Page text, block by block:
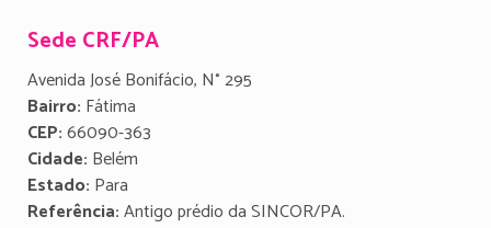
Sede CRF/PA
Avenida José Bonifácio, N° 295
Bairro: Fátima
CEP:66090-363
Cidade: Belém
Estado: Para
Referência:Antigo prédio da SINCOR/PA.